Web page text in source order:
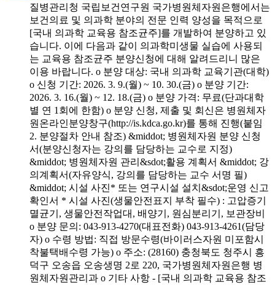
질병관리청 국립보건연구원 국가병원체자원은행에서는
보건의료 및 의과학 분야의 전문 인력 양성을 목적으로
[국내 의과학 교육용 참조균주]를 개발하여 분양하고 있
습니다. 이에 다음과 같이 의과학미생물 실습에 사용되
는 교육용 참조균주 분양신청에 대해 알려드리니 많은
이용 바랍니다. o 분양 대상: 국내 의과학 교육기관(대학)
o 신청 기간: 2026. 3. 9.(월) ~ 10. 30.(금) o 분양 기간:
2026. 3. 16.(월) ~ 12. 18.(금) o 분양 가격: 무료(단과대학
별 연 1회에 한함) o 분양 신청, 제출 및 회신은 병원체자
원온라인분양창구(http://is.kdca.go.kr)를 통해 진행(붙임
2. 분양절차 안내 참조) &middot; 병원체자원 분양 신청
서(분양신청자는 강의를 담당하는 교수로 지정)
&middot; 병원체자원 관리&sdot;활용 계획서 &middot; 강
의계획서(자유양식, 강의를 담당하는 교수 서명 필)
&middot; 시설 사진* 또는 연구시설 설치&sdot;운영 신고
확인서 * 시설 사진(생물안전표지 부착 필수) : 고압증기
멸균기, 생물안전작업대, 배양기, 원심분리기, 보관장비
o 분양 문의: 043-913-4270(대표전화) 043-913-4261(담당
자) o 수령 방법: 직접 방문수령(바이러스자원 미포함시
착불택배수령 가능) o 주소: (28160) 충청북도 청주시 흥
덕구 오송읍 오송생명 2로 220, 국가병원체자원은행 병
원체자원관리과 o 기타 사항 - [국내 의과학 교육용 참조